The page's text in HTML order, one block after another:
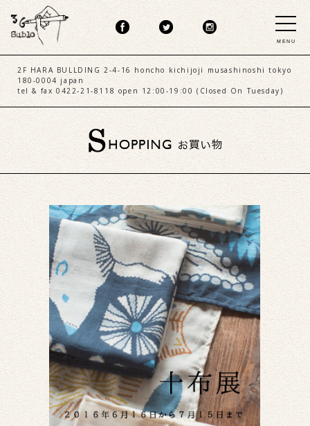
MENU
2F HARA BULLDING 2-4-16 honcho kichijoji musashinoshi tokyo
180-0004 japan
tel & fax 0422-21-8118 open 12:00-19:00 (Closed On Tuesday)